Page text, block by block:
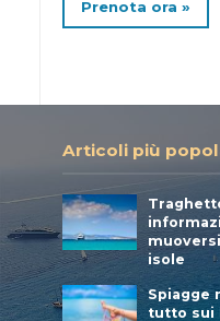
Prenota ora »
Articoli più
isole
Spiagge
tutto sui